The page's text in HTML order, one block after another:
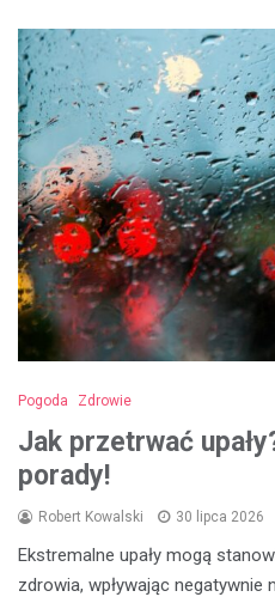
Pogoda Zdrowie
Jak przetrwać
porady!
Robert Kowalski 30 lipca 2026
Ekstremalne upały mogą
zdrowia, wpływając negatywnie